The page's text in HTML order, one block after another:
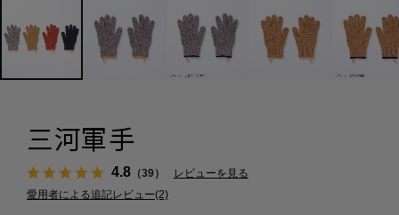
三河軍手
4.8（39）
レビューを見る
愛用者による追記レビュー(2)